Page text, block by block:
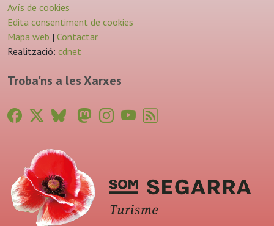
Avís de cookies
Edita consentiment de cookies
Mapa web | Contactar
Realització: cdnet
Troba'ns a les Xarxes